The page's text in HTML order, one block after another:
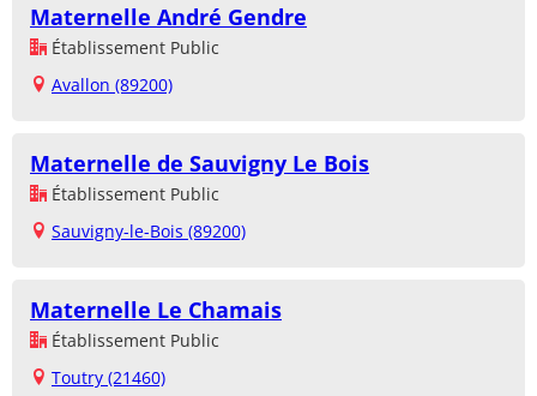
Maternelle André Gendre
Établissement Public
Avallon (89200)
Maternelle de Sauvigny Le Bois
Établissement Public
Sauvigny-le-Bois (89200)
Maternelle Le Chamais
Établissement Public
Toutry (21460)